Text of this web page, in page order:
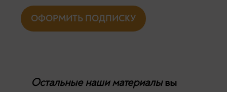
ОФОРМИТЬ ПОДПИСКУ
Остальные наши материалывы